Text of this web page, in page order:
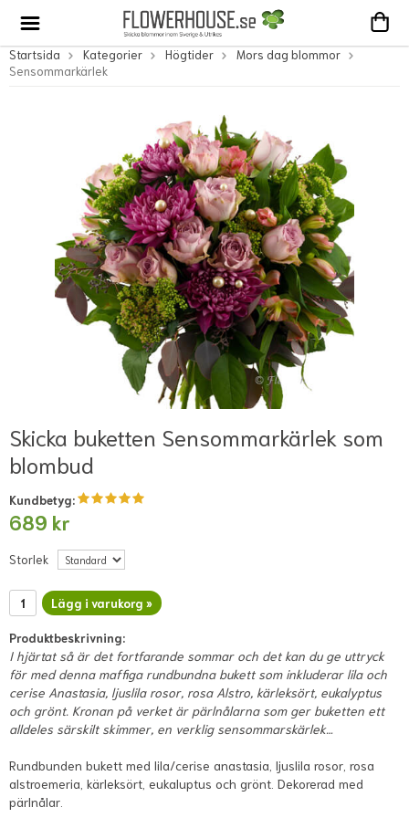
Startsida Kategorier Högtider
Mors dag blommor
Sensommarkärlek
Skicka buketten Sensommarkärlek som
blombud
Kundbetyg:
689 kr
Storlek
Lägg i varukorg »
Produktbeskrivning:
I hjärtat så är det fortfarande sommar och det kan du ge uttryck
för med denna maffiga rundbundna bukett som inkluderar lila och
cerise Anastasia, ljuslila rosor, rosa Alstro, kärleksört, eukalyptus
och grönt. Kronan på verket är pärlnålarna som ger buketten ett
alldeles särskilt skimmer, en verklig sensommarskärlek…
Rundbunden bukett med lila/cerise anastasia, ljuslila rosor, rosa
alstroemeria, kärleksört, eukaluptus och grönt. Dekorerad med
pärlnålar.